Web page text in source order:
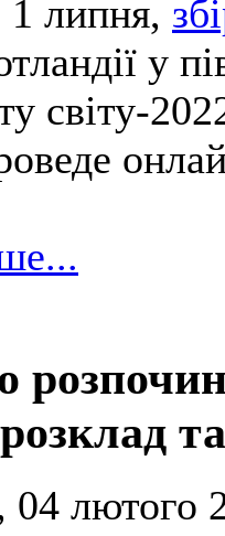
1 липня,
у
світу-
04 лютого